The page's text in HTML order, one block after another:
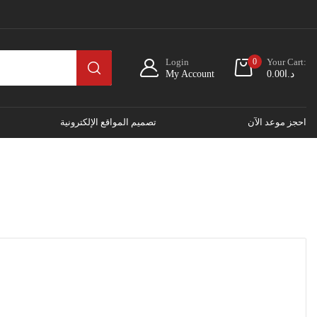
Login
My Account
0
Your Cart:
د.ا 0.00
تصميم المواقع الإلكترونية احجز موعد الآن